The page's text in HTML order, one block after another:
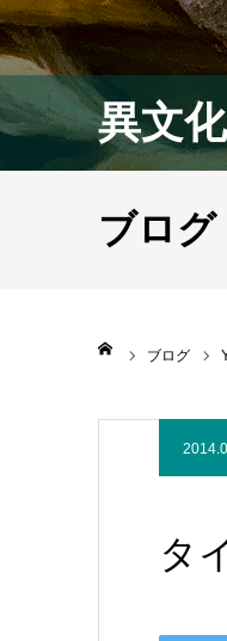
異文
ブログ
ブログ
タ